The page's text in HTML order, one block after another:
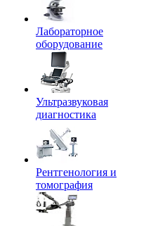
Лабораторное
оборудование
Ультразвуковая
диагностика
Рентгенология и
томография